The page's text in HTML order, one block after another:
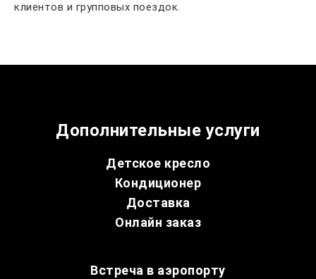
клиентов и групповых поездок.
Дополнительные услуги
Детское кресло
Кондиционер
Доставка
Онлайн заказ
Встреча в аэропорту